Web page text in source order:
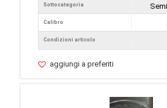
Sottocategoria
Calibro
Condizioni articolo
aggiungi a preferiti